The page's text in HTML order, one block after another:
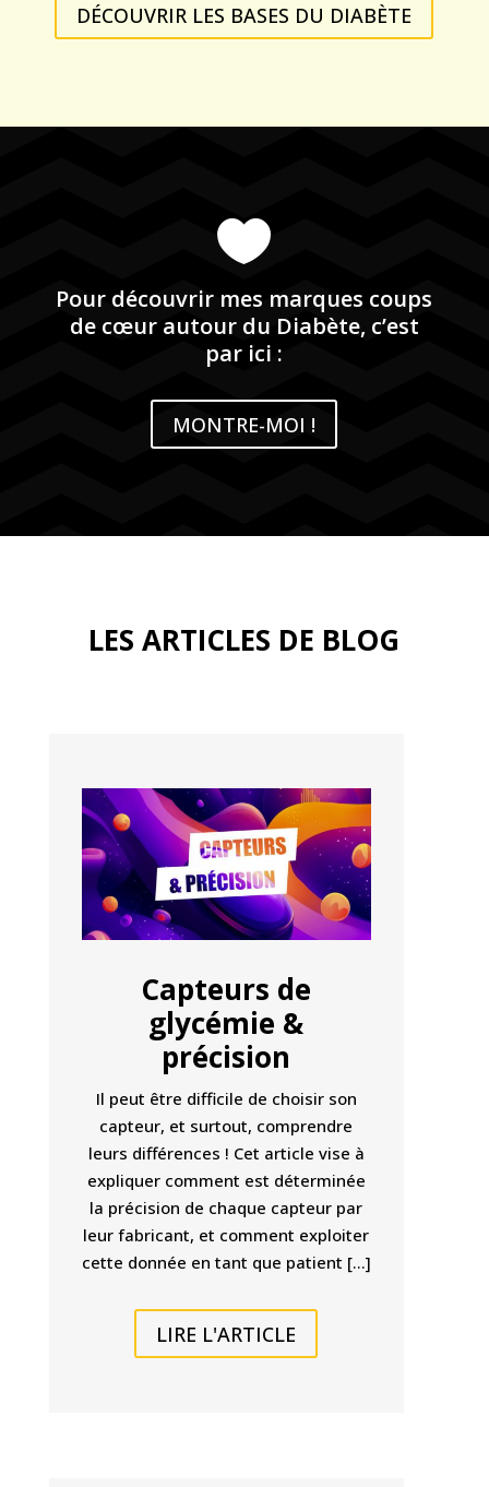
DÉCOUVRIR LES BASES DU DIABÈTE

Pour découvrir mes marques coups
de cœur autour du Diabète, c’est
par ici :
MONTRE-MOI !
LES ARTICLES DE BLOG
Capteurs de
glycémie &
précision
Il peut être difficile de choisir son
capteur, et surtout, comprendre
leurs différences ! Cet article vise à
expliquer comment est déterminée
la précision de chaque capteur par
leur fabricant, et comment exploiter
cette donnée en tant que patient […]
LIRE L'ARTICLE